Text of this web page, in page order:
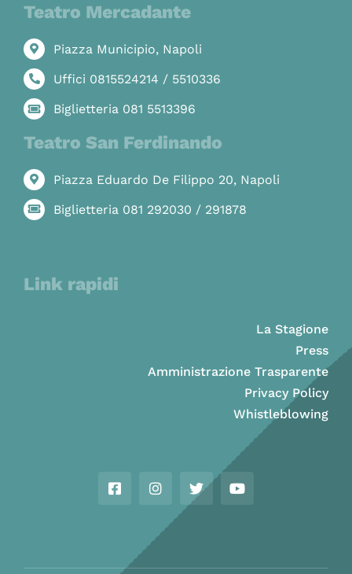
Teatro Mercadante
Piazza Municipio, Napoli
Uffici 0815524214 / 5510336
Biglietteria 081 5513396
Teatro San Ferdinando
Piazza Eduardo De Filippo 20, Napoli
Biglietteria 081 292030 / 291878
Link rapidi
La Stagione
Press
Amministrazione Trasparente
Privacy Policy
Whistleblowing